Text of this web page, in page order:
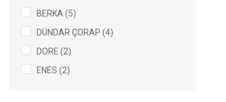
BERKA (5)
DÜNDAR ÇORAP (4)
DORE (2)
ENES (2)